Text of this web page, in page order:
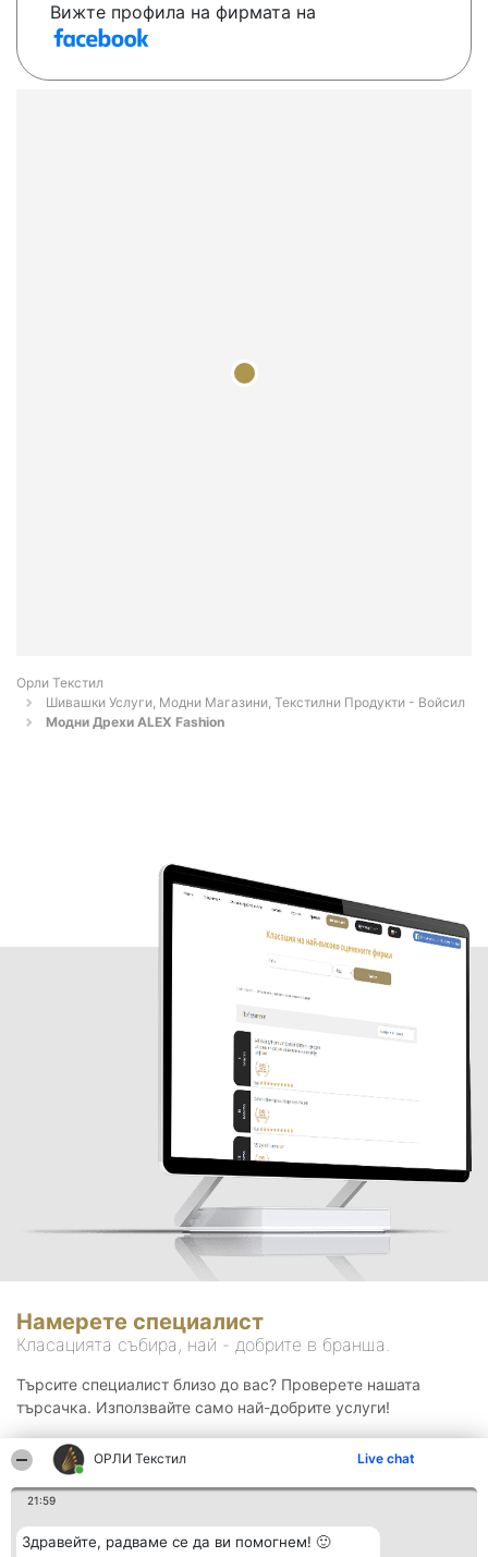
ОРЛИ Текстил Live chat
21:59
Здравейте, радваме се да ви помогнем! 🙂
Вижте профила на фирмата на
Орли Текстил
Шивашки Услуги, Модни Магазини, Текстилни Продукти - Войсил
Модни Дрехи ALEX Fashion
Намерете специалист
Класацията събира, най - добрите в бранша.
Търсите специалист близо до вас? Проверете нашата
търсачка. Използвайте само най-добрите услуги!